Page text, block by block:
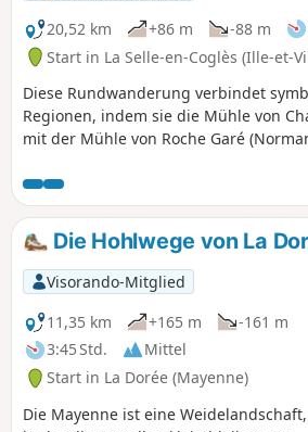
20,52 km
+86 m -88 m
Start in La Selle-en-Coglès (Ille-et-
Diese Rundwanderung verbindet
Regionen, indem sie die Mühle von
mit der Mühle von Roche Garé
zwischen den Departements und
Regionen. Sie durchqueren vielfältige
Sie einem schönen Teil des Bois de
Château du Rocher Portail zu
Möglichkeit zu vergessen, das Dorf La-
Kloster des Nordens) zu entdecken.
Die Hohlwege von La
Visorando-Mitglied
11,35 km
+165 m
-161 m
3:45 Std.
Mittel
Start in La Dorée (Mayenne)
Die Mayenne ist eine Weidelandschaft,